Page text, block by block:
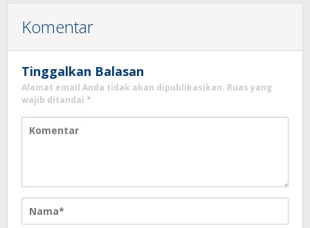
Komentar
Tinggalkan Balasan
Alamat email Anda tidak akan dipublikasikan. Ruas yang
wajib ditandai *